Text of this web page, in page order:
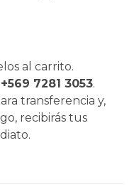
al carrito.
7281 3053.
transferencia y,
recibirás tus